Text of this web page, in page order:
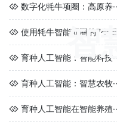
智
数字化牦牛项圈：高原养
使用牦牛智能项圈的7个重
育种人工智能：智能科技
育种人工智能：智慧农牧
育种人工智能在智能养殖